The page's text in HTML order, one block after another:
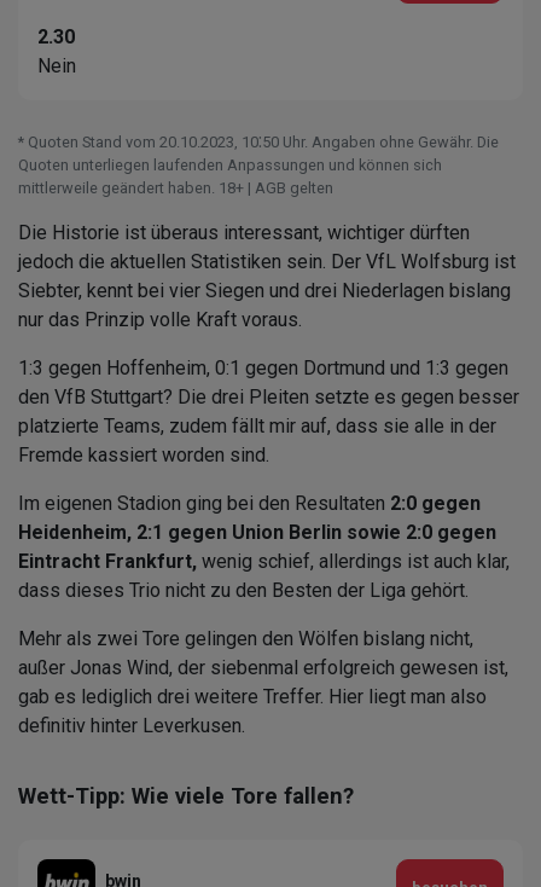
2.30
Nein
* Quoten Stand vom 20.10.2023‚ 10⁚50 Uhr. Angaben ohne Gewähr. Die
Quoten unterliegen laufenden Anpassungen und können sich
mittlerweile geändert haben. 18+ | AGB gelten
Die Historie ist überaus interessant, wichtiger dürften
jedoch die aktuellen Statistiken sein. Der VfL Wolfsburg ist
Siebter, kennt bei vier Siegen und drei Niederlagen bislang
nur das Prinzip volle Kraft voraus.
1:3 gegen Hoffenheim, 0:1 gegen Dortmund und 1:3 gegen
den VfB Stuttgart? Die drei Pleiten setzte es gegen besser
platzierte Teams, zudem fällt mir auf, dass sie alle in der
Fremde kassiert worden sind.
Im eigenen Stadion ging bei den Resultaten 2:0 gegen
Heidenheim, 2:1 gegen Union Berlin sowie 2:0 gegen
Eintracht Frankfurt, wenig schief, allerdings ist auch klar,
dass dieses Trio nicht zu den Besten der Liga gehört.
Mehr als zwei Tore gelingen den Wölfen bislang nicht,
außer Jonas Wind, der siebenmal erfolgreich gewesen ist,
gab es lediglich drei weitere Treffer. Hier liegt man also
definitiv hinter Leverkusen.
Wett-Tipp: Wie viele Tore fallen?
bwin